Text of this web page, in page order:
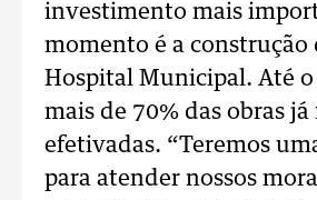
investimento mais
momento é a construção
Hospital Municipal. Até
mais de 70% das obras
efetivadas. “Teremos
para atender nossos